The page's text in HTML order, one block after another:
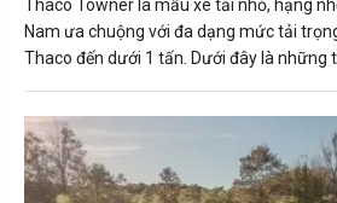
Thaco Towner là mẫu xe tải nhỏ, hạng
Nam ưa chuộng với đa dạng mức tải
Thaco đến dưới 1 tấn. Dưới đây là những